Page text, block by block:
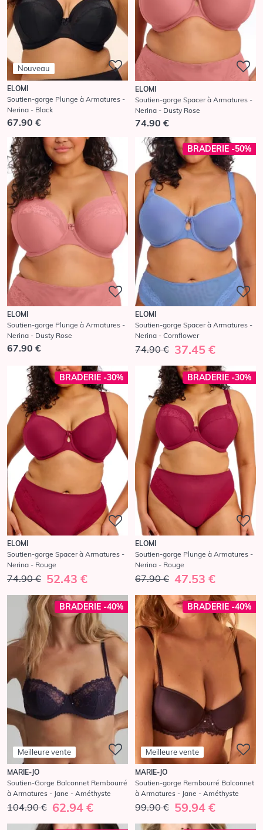
Nouveau
ELOMI
Soutien-gorge Plunge à Armatures -
Nerina - Black
67.90 €
ELOMI
Soutien-gorge Spacer à Armatures -
Nerina - Dusty Rose
74.90 €
ELOMI
Soutien-gorge Plunge à Armatures -
Nerina - Dusty Rose
67.90 €
BRADERIE -50%
ELOMI
Soutien-gorge Spacer à Armatures -
Nerina - Cornflower
74.90 € 37.45 €
BRADERIE -30%
ELOMI
Soutien-gorge Spacer à Armatures -
Nerina - Rouge
74.90 € 52.43 €
BRADERIE -30%
ELOMI
Soutien-gorge Plunge à Armatures -
Nerina - Rouge
67.90 € 47.53 €
BRADERIE -40%
Meilleure vente
MARIE-JO
Soutien-Gorge Balconnet Rembourré
à Armatures - Jane - Améthyste
104.90 € 62.94 €
BRADERIE -40%
Meilleure vente
MARIE-JO
Soutien-gorge Rembourré Balconnet
à Armatures - Jane - Améthyste
99.90 € 59.94 €